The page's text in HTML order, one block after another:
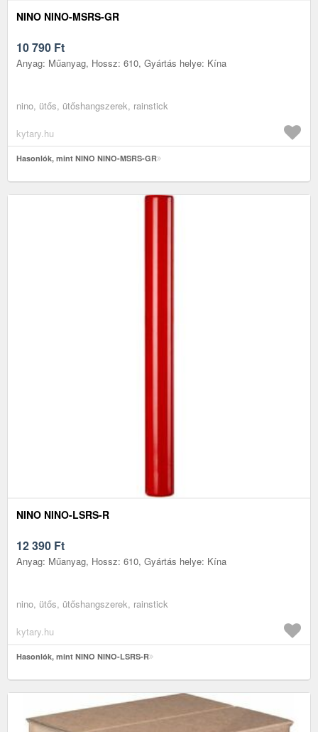
NINO NINO-MSRS-GR
10 790 Ft
Anyag: Műanyag, Hossz: 610, Gyártás helye: Kína
nino, ütős, ütőshangszerek, rainstick
kytary.hu
Hasonlók, mint NINO NINO-MSRS-GR
NINO NINO-LSRS-R
12 390 Ft
Anyag: Műanyag, Hossz: 610, Gyártás helye: Kína
nino, ütős, ütőshangszerek, rainstick
kytary.hu
Hasonlók, mint NINO NINO-LSRS-R